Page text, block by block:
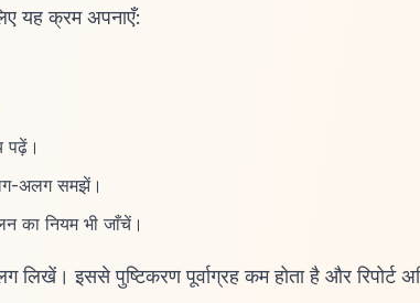
यह क्रम अपनाएँ:
पढ़ें।
अलग समझें।
का नियम भी जाँचें।
इससे पुष्टिकरण पूर्वाग्रह कम होता है और रिपोर्ट